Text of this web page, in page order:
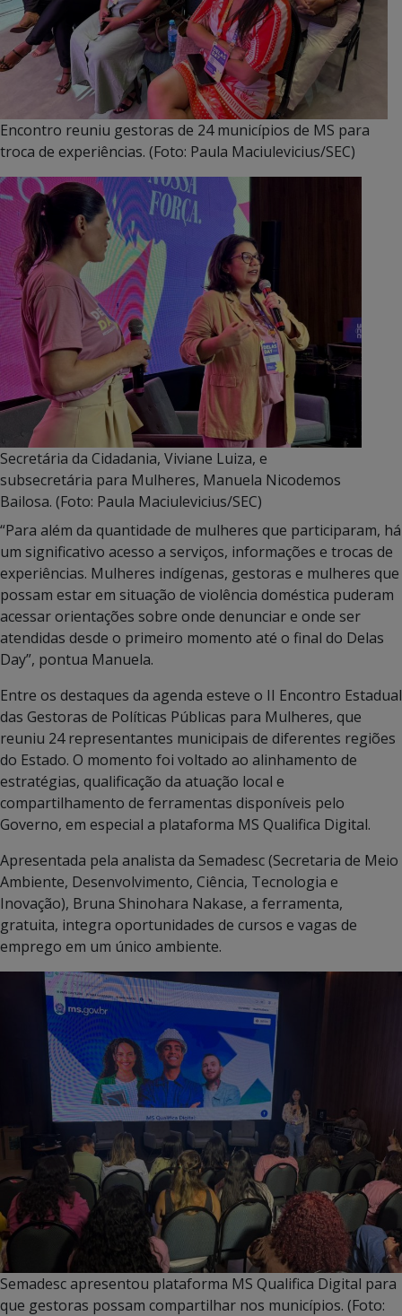
Encontro reuniu gestoras de 24 municípios de MS para
troca de experiências. (Foto: Paula Maciulevicius/SEC)
Secretária da Cidadania, Viviane Luiza, e
subsecretária para Mulheres, Manuela Nicodemos
Bailosa. (Foto: Paula Maciulevicius/SEC)
“Para além da quantidade de mulheres que participaram, há
um significativo acesso a serviços, informações e trocas de
experiências. Mulheres indígenas, gestoras e mulheres que
possam estar em situação de violência doméstica puderam
acessar orientações sobre onde denunciar e onde ser
atendidas desde o primeiro momento até o final do Delas
Day”, pontua Manuela.
Entre os destaques da agenda esteve o II Encontro Estadual
das Gestoras de Políticas Públicas para Mulheres, que
reuniu 24 representantes municipais de diferentes regiões
do Estado. O momento foi voltado ao alinhamento de
estratégias, qualificação da atuação local e
compartilhamento de ferramentas disponíveis pelo
Governo, em especial a plataforma MS Qualifica Digital.
Apresentada pela analista da Semadesc (Secretaria de Meio
Ambiente, Desenvolvimento, Ciência, Tecnologia e
Inovação), Bruna Shinohara Nakase, a ferramenta,
gratuita, integra oportunidades de cursos e vagas de
emprego em um único ambiente.
Semadesc apresentou plataforma MS Qualifica Digital para
que gestoras possam compartilhar nos municípios. (Foto: